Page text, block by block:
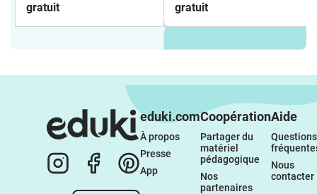
gratuit
gratuit
eduki.com
À propos
Presse
App
Coopération
Partager du
matériel
pédagogique
Nos
partenaires
Aide
Questions
Nous
contacter